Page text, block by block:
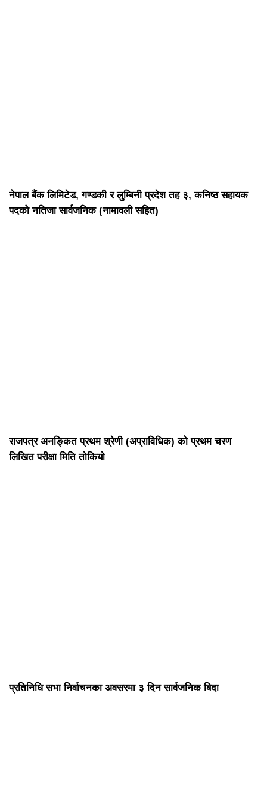
नेपाल बैंक लिमिटेड, गण्डकी र लुम्बिनी प्रदेश तह ३, कनिष्ठ सहायक
पदको नतिजा सार्वजनिक (नामावली सहित)
राजपत्र अनङ्कित प्रथम श्रेणी (अप्राविधिक) को प्रथम चरण
लिखित परीक्षा मिति तोकियो
प्रतिनिधि सभा निर्वाचनका अवसरमा ३ दिन सार्वजनिक बिदा